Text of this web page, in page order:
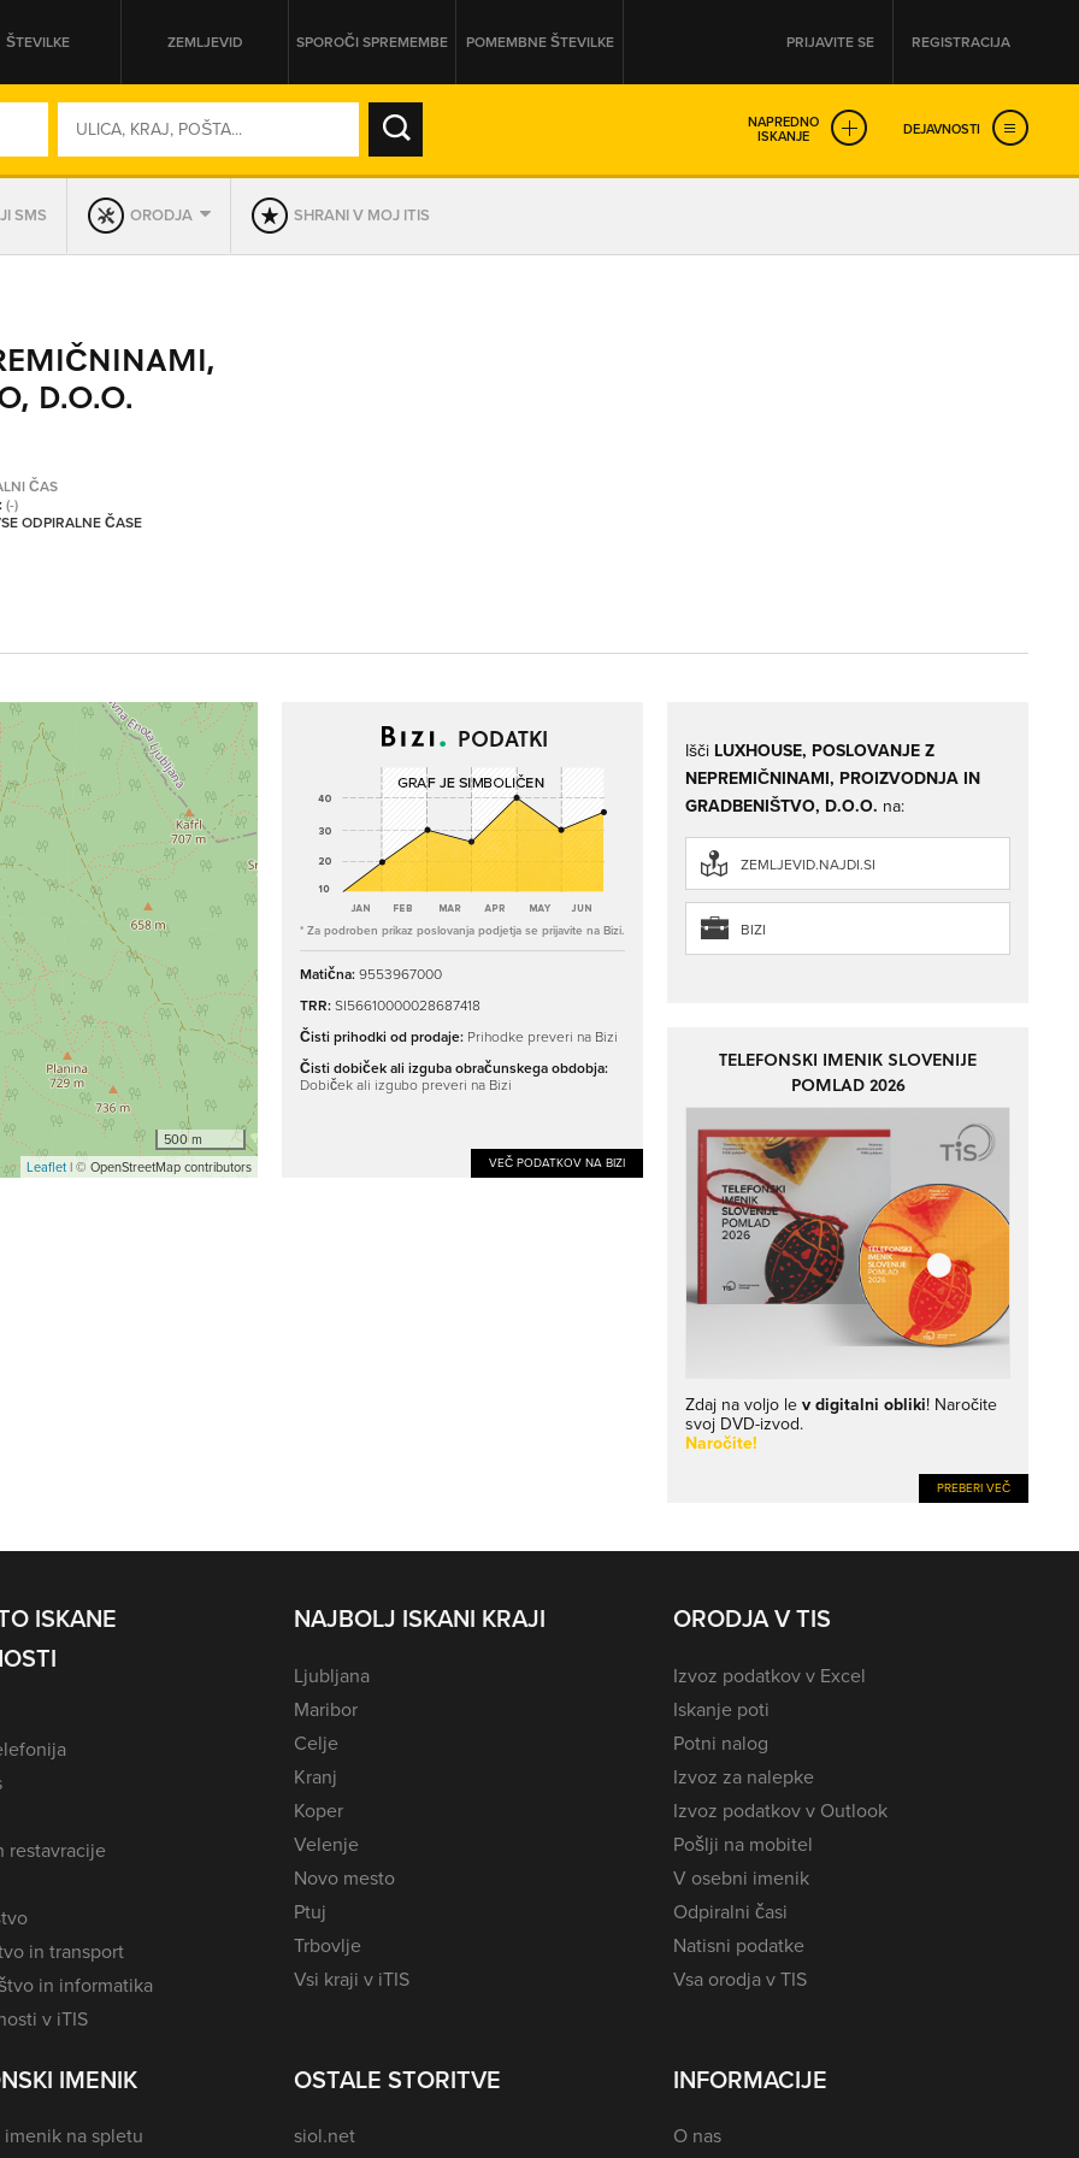
ŠTEVILKE ZEMLJEVID SPOROČI SPREMEMBE POMEMBNE ŠTEVILKE PRIJAVITE SE REGISTRACIJA
NAPREDNO
ISKANJE DEJAVNOSTI
SO ODPRTA V
SMS ORODJA SHRANI V MOJ ITIS
D.O.O.
ČAS
(-)
ODPIRALNE ČASE
500 m
Leaflet| © OpenStreetMap contributors
PODATKI
* Za podroben prikaz poslovanja podjetja se prijavite na Bizi.
Matična:9553967000
TRR:SI56610000028687418
Čisti prihodki od prodaje: Prihodke preveri na Bizi
Čisti dobiček ali izguba obračunskega obdobja:
Dobiček ali izgubo preveri na Bizi
VEČ PODATKOV NA BIZI
Išči LUXHOUSE, POSLOVANJE Z
NEPREMIČNINAMI, PROIZVODNJA IN
GRADBENIŠTVO, D.O.O. na:
ZEMLJEVID.NAJDI.SI
BIZI
TELEFONSKI IMENIK SLOVENIJE
POMLAD 2026
Zdaj na voljo lev digitalni obliki! Naročite
svoj DVD-izvod.
Naročite!
PREBERI VEČ
ISKANE
restavracije
in transport
in informatika
v iTIS
NAJBOLJ ISKANI KRAJI
Ljubljana
Maribor
Celje
Kranj
Koper
Velenje
Novo mesto
Ptuj
Trbovlje
Vsi kraji v iTIS
ORODJA V TIS
Izvoz podatkov v Excel
Iskanje poti
Potni nalog
Izvoz za nalepke
Izvoz podatkov v Outlook
Pošlji na mobitel
V osebni imenik
Odpiralni časi
Natisni podatke
Vsa orodja v TIS
IMENIK
na spletu
OSTALE STORITVE
siol.net
INFORMACIJE
O nas